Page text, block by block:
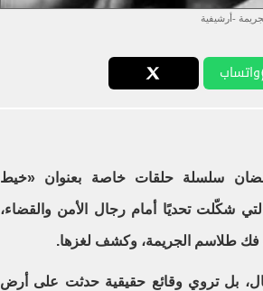
-أرشيفية
واتساب
سلسلة حلقات خاصة بعنوان «خيط
شكّلت تحديًا أمام رجال الأمن والقضاء،
طلاسم الجريمة، وكشف لغزها.
بل تروي وقائع حقيقية حدثت على أرض